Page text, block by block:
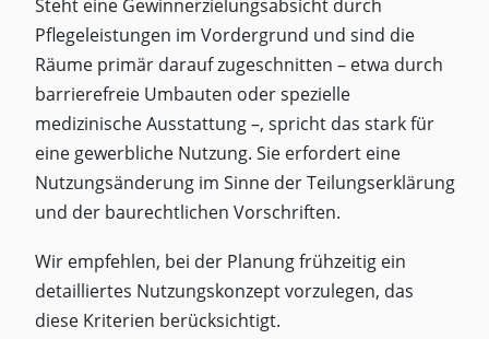
Steht eine Gewinnerzielungsabsicht durch
Pflegeleistungen im Vordergrund und sind die
Räume primär darauf zugeschnitten – etwa durch
barrierefreie Umbauten oder spezielle
medizinische Ausstattung –, spricht das stark für
eine gewerbliche Nutzung. Sie erfordert eine
Nutzungsänderung im Sinne der Teilungserklärung
und der baurechtlichen Vorschriften.
Wir empfehlen, bei der Planung frühzeitig ein
detailliertes Nutzungskonzept vorzulegen, das
diese Kriterien berücksichtigt.